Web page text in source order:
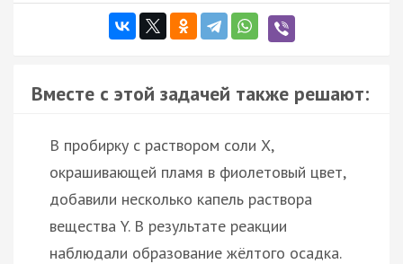
Вместе с этой задачей также решают:
В пробирку с раствором соли Х,
окрашивающей пламя в фиолетовый цвет,
добавили несколько капель раствора
вещества Y. В результате реакции
наблюдали образование жёлтого осадка.